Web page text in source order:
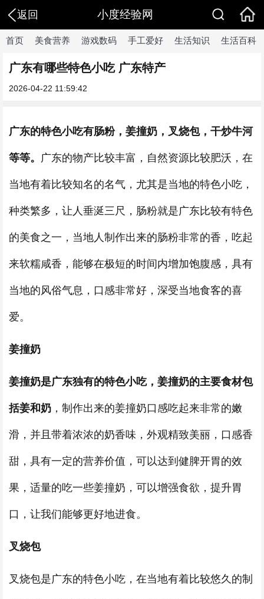
返回 小度经验网
首页 美食营养 游戏数码 手工爱好 生活知识 生活百科
广东有哪些特色小吃 广东特产
2026-04-22 11:59:42
广东的特色小吃有肠粉，姜撞奶，叉烧包，干炒牛河
等等。 广东的物产比较丰富，自然资源比较肥沃，在
当地有着比较知名的名气，尤其是当地的特色小吃，
种类繁多，让人垂涎三尺，肠粉就是广东比较有特色
的美食之一，当地人制作出来的肠粉非常的香，吃起
来软糯咸香，能够在极短的时间内增加饱腹感，具有
当地的风俗气息，口感非常好，深受当地食客的喜
爱。
姜撞奶
姜撞奶是广东独有的特色小吃，姜撞奶的主要食材包
括姜和奶 ，制作出来的姜撞奶口感吃起来非常的嫩
滑，并且带着浓浓的奶香味，外观精致美丽，口感香
甜，具有一定的营养价值，可以达到健脾开胃的效
果，适量的吃一些姜撞奶，可以增强食欲，提升胃
口，让我们能够更好地进食。
叉烧包
叉烧包是广东的特色小吃，在当地有着比较悠久的制